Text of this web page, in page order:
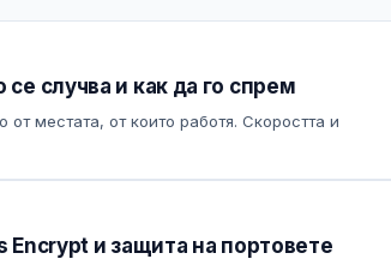
случва и как да го спрем
местата, от които работя. Скоростта и
Encrypt и защита на портовете